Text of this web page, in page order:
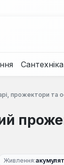
Сантехніка
прожектори та
Живлення: